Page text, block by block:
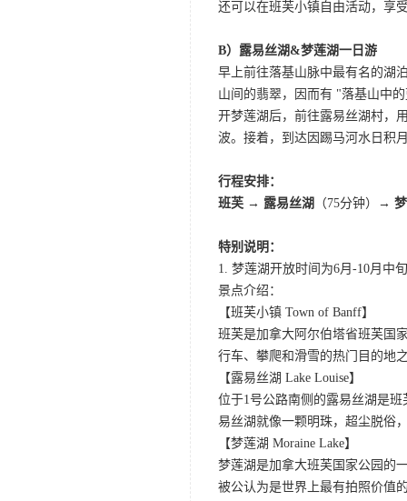
还可以在班芙小镇自由活动，享
B）露易丝湖&梦莲湖一日游
早上前往落基山脉中最有名的湖
山间的翡翠，因而有 "落基山中
开梦莲湖后，前往露易丝湖村，
波。接着，到达因踢马河水日积
行程安排：
班芙 → 露易丝湖
（75分钟） →
特别说明：
1. 梦莲湖开放时间为6月-10月中
景点介绍：
【班芙小镇 Town of Banff】
班芙是加拿大阿尔伯塔省班芙国
行车、攀爬和滑雪的热门目的地
【露易丝湖 Lake Louise】
位于1号公路南侧的露易丝湖是
易丝湖就像一颗明珠，超尘脱俗
【梦莲湖 Moraine Lake】
梦莲湖是加拿大班芙国家公园的
被公认为是世界上最有拍照价值